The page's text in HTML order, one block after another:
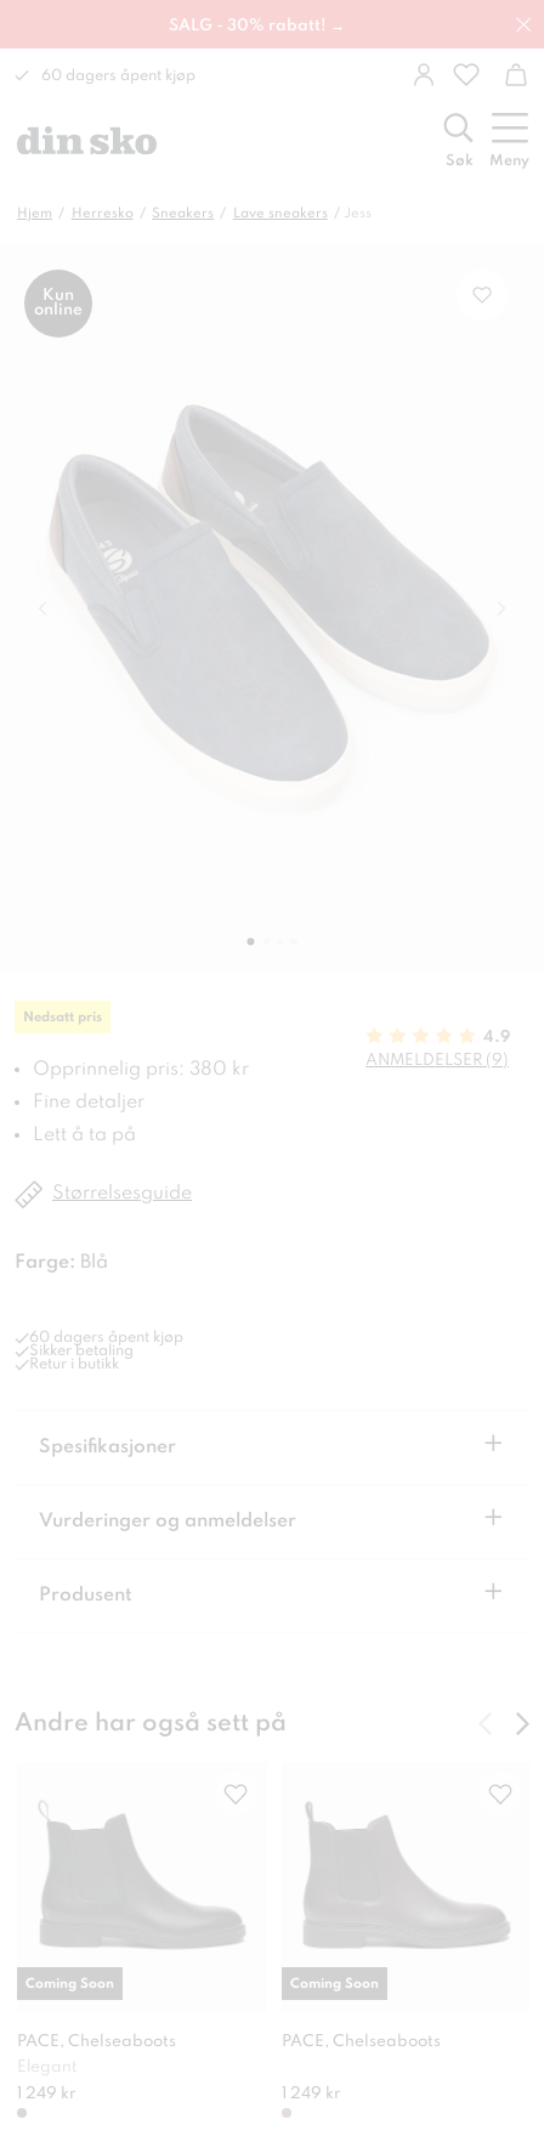
SALG - 30% rabatt! →
60 dagers åpent kjøp
Søk Meny
Hjem Herresko Sneakers Lave sneakers Jess
Kun
online
Nedsatt pris
Opprinnelig pris: 380 kr
Fine detaljer
Lett å ta på
4.9
ANMELDELSER (9)
Størrelsesguide
Farge: Blå
60 dagers åpent kjøp
Sikker betaling
Retur i butikk
Spesifikasjoner +
Vurderinger og anmeldelser +
Produsent +
Andre har også sett på
PACE, Chelseaboots
Elegant
1 249 kr
Coming Soon
PACE, Chelseaboots
1 249 kr
Coming Soon